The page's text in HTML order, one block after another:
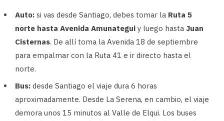
Auto: si vas desde Santiago, debes tomar la Ruta 5
norte hasta Avenida Amunategui y luego hasta Juan
Cisternas. De allí toma la Avenida 18 de septiembre
para empalmar con la Ruta 41 e ir directo hasta el
norte.
Bus: desde Santiago el viaje dura 6 horas
aproximadamente. Desde La Serena, en cambio, el viaje
demora unos 15 minutos al Valle de Elqui. Los buses